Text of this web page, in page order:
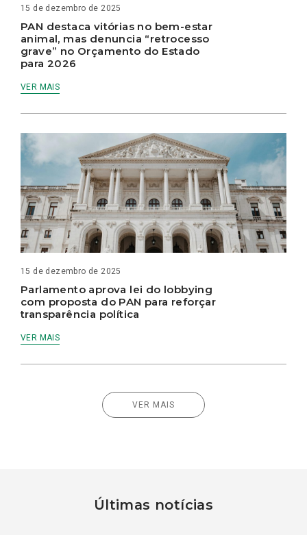
15 de dezembro de 2025
PAN destaca vitórias no bem-estar
animal, mas denuncia “retrocesso
grave” no Orçamento do Estado
para 2026
VER MAIS
15 de dezembro de 2025
Parlamento aprova lei do lobbying
com proposta do PAN para reforçar
transparência política
VER MAIS
VER MAIS
Últimas notícias